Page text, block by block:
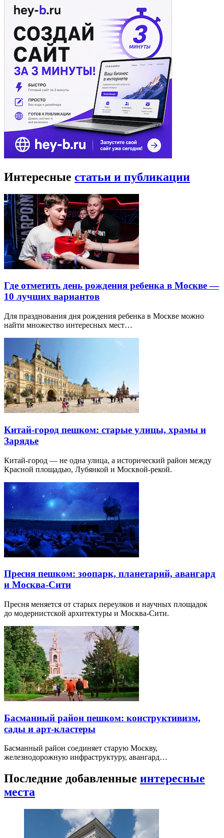
Интересные статьи и публикации
Где отметить день рождения ребенка в Москве —
10 лучших вариантов
Для празднования дня рождения ребенка в Москве можно
найти множество интересных мест…
Китай-город пешком: старые улицы, храмы и
Зарядье
Китай-город — не одна улица, а исторический район между
Красной площадью, Лубянкой и Москвой-рекой.
Пресня пешком: зоопарк, планетарий, авангард
и Москва-Сити
Пресня меняется от старых переулков и научных площадок
до модернистской архитектуры и Москва-Сити.
Басманный район пешком: конструктивизм,
сады и арт-кластеры
Басманный район соединяет старую Москву,
железнодорожную инфраструктуру, авангард…
Последние добавленные интересные
места